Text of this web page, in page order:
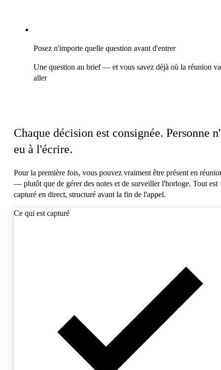
Posez n'importe quelle question avant d'entrer
Une question au brief — et vous savez déjà où la réunion va
aller
Chaque décision est consignée. Personne
eu à l'écrire.
Pour la première fois, vous pouvez vraiment être présent en
— plutôt que de gérer des notes et de surveiller l'horloge. Tout est
capturé en direct, structuré avant la fin de l'appel.
Ce qui est capturé